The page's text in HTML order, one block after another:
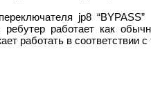
jp8
ребутер работает как
работать в соответствии